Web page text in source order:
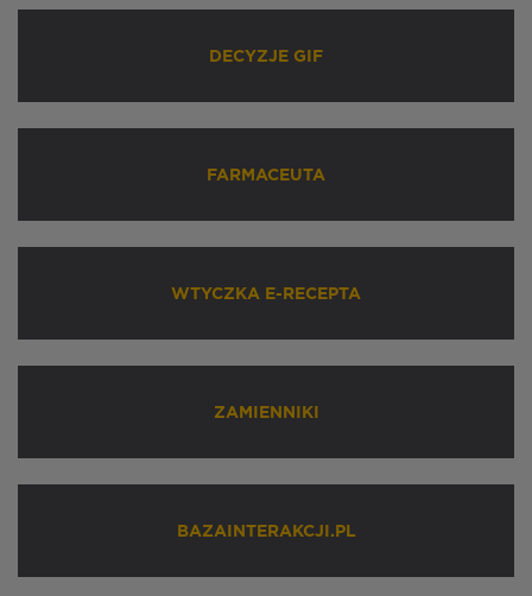
DECYZJE GIF
FARMACEUTA
WTYCZKA E-RECEPTA
ZAMIENNIKI
BAZAINTERAKCJI.PL